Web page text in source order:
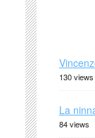
130 views
La
84 views